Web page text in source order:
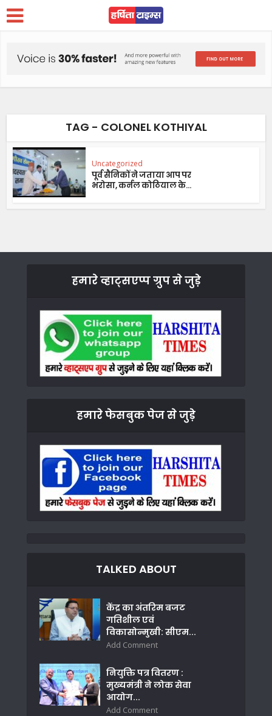
TAG - COLONEL KOTHIYAL
Uncategorized
पूर्व सैनिकों ने जताया आप पर
भरोसा, कर्नल कोठियाल के...
हमारे व्हाट्सएप्प ग्रुप से जुड़े
हमारे फेसबुक पेज से जुड़े
TALKED ABOUT
केंद्र का अंतरिम बजट
गतिशील एवं
विकासोन्मुखी: सीएम...
Add Comment
नियुक्ति पत्र वितरण :
मुख्यमंत्री ने लोक सेवा
आयोग...
Add Comment